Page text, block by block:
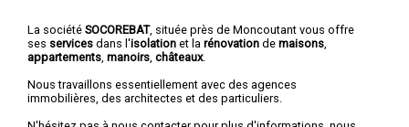
La société SOCOREBAT, située près de Moncoutant vous offre
ses services dans l'isolation et la rénovation de maisons,
appartements, manoirs, châteaux.
Nous travaillons essentiellement avec des agences
immobilières, des architectes et des particuliers.